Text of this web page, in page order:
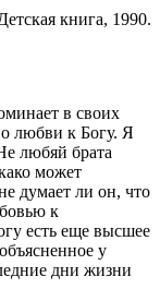
книга, 1990.
в своих
любви к Богу. Я
любяй брата
может
думает ли он, что
к
есть еще высшее
у
дни жизни